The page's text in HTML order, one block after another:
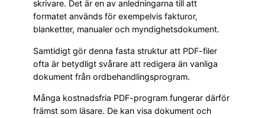
skrivare. Det är en av anledningarna till att
formatet används för exempelvis fakturor,
blanketter, manualer och myndighetsdokument.
Samtidigt gör denna fasta struktur att PDF-filer
ofta är betydligt svårare att redigera än vanliga
dokument från ordbehandlingsprogram.
Många kostnadsfria PDF-program fungerar därför
främst som läsare. De kan visa dokument och